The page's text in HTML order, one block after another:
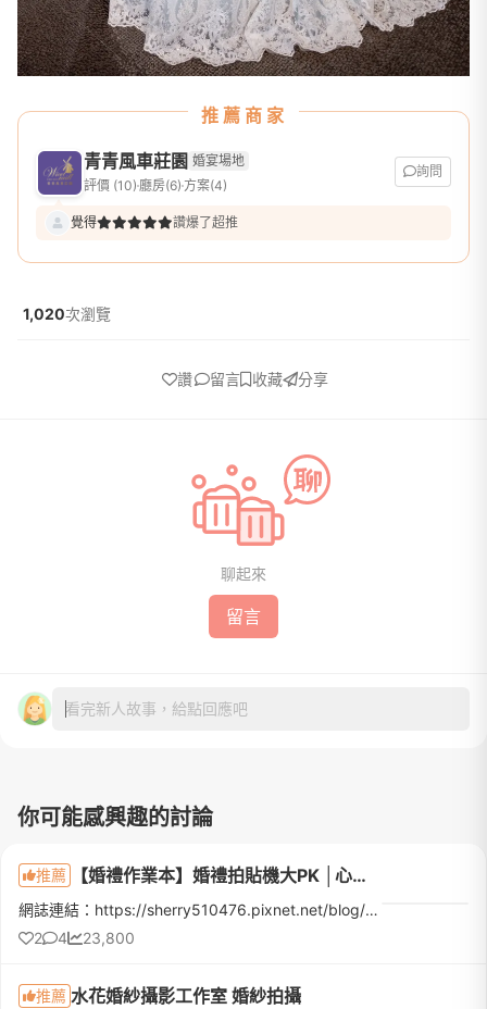
推薦商家
青青風車莊園 婚宴場地
評價 (10) 廳房(6) 方案(4)
詢問
覺得 讚爆了超推
1,020次瀏覽
讚 留言 收藏 分享
聊起來
留言
看完新人故事，給點回應吧
你可能感興趣的討論
推薦 【婚禮作業本】婚禮拍貼機大PK │心心相印、拍拍印、印卡讚、快賴印、MyBigDay
網誌連結：https://sherry510476.pixnet.net/blog/post/329680429越來越多新娘用拍貼機代替謝卡或桌上禮，讓賓客可以帶回當天的照片作紀念開始做功課後也看了些網路文章，一開始覺得都差不多阿~ 根本不知道選哪家才...
2
4 23,800
推薦 水花婚紗攝影工作室 婚紗拍攝